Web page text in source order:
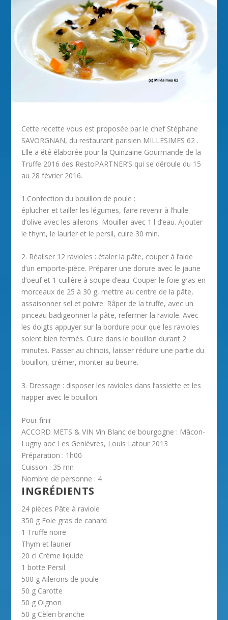
Cette recette vous est proposée par le chef Stéphane
SAVORGNAN, du restaurant parisien MILLESIMES 62 .
Elle a été élaborée pour la Quinzaine Gourmande de la
Truffe 2016 des RestoPARTNER’S qui se déroule du 15
au 28 février 2016.
1.Confection du bouillon de poule :
éplucher et tailler les légumes, faire revenir à l’huile
d’olive avec les ailerons. Mouiller avec 1 l d’eau. Ajouter
le thym, le laurier et le persil, cuire 30 min.
2. Réaliser 12 ravioles : étaler la pâte, couper à l’aide
d’un emporte-pièce. Préparer une dorure avec le jaune
d’oeuf et 1 cuillère à soupe d’eau. Couper le foie gras en
morceaux de 25 à 30 g, mettre au centre de la pâte,
assaisonner sel et poivre. Râper de la truffe, avec un
pinceau badigeonner la pâte, refermer la raviole. Avec
les doigts appuyer sur la bordure pour que les ravioles
soient bien fermés. Cuire dans le bouillon durant 2
minutes. Passer au chinois, laisser réduire une partie du
bouillon, crémer, monter au beurre.
3. Dressage : disposer les ravioles dans l’assiette et les
napper avec le bouillon.
Pour finir
ACCORD METS & VIN Vin Blanc de bourgogne : Mâcon-
Lugny aoc Les Genièvres, Louis Latour 2013
Préparation : 1h00
Cuisson : 35 mn
Nombre de personne : 4
INGRÉDIENTS
24 pièces Pâte à raviole
350 g Foie gras de canard
1 Truffe noire
Thym et laurier
20 cl Crème liquide
1 botte Persil
500 g Ailerons de poule
50 g Carotte
50 g Oignon
50 g Cèleri branche